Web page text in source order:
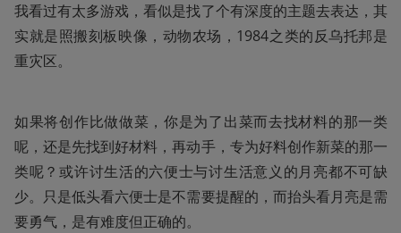
我看过有太多游戏，看似是找了个有深度的主题去表达，其
实就是照搬刻板映像，动物农场，1984之类的反乌托邦是
重灾区。
如果将创作比做做菜，你是为了出菜而去找材料的那一类
呢，还是先找到好材料，再动手，专为好料创作新菜的那一
类呢？或许讨生活的六便士与讨生活意义的月亮都不可缺
少。只是低头看六便士是不需要提醒的，而抬头看月亮是需
要勇气，是有难度但正确的。